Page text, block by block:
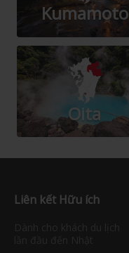
Kumamoto
Oita
Liên kết Hữu ích